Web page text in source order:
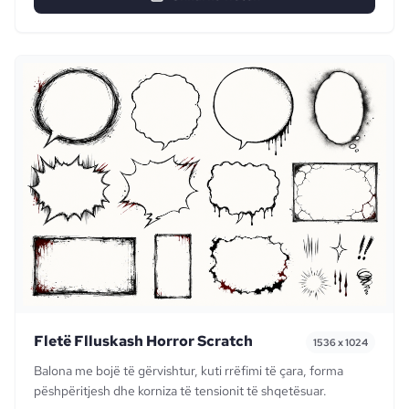
Fletë Flluskash Horror Scratch 1536 x 1024
Balona me bojë të gërvishtur, kuti rrëfimi të çara, forma
pëshpëritjesh dhe korniza të tensionit të shqetësuar.